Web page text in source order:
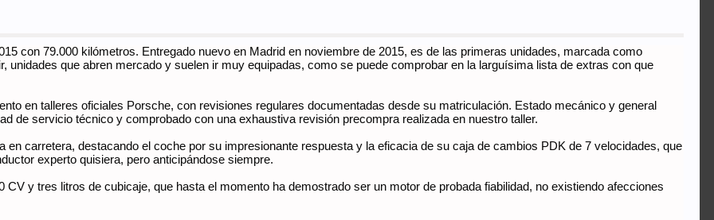
con 79.000 kilómetros. Entregado nuevo en Madrid en noviembre de 2015, es de las primeras unidades, marcada como
unidades que abren mercado y suelen ir muy equipadas, como se puede comprobar en la larguísima lista de extras con que
en talleres oficiales Porsche, con revisiones regulares documentadas desde su matriculación. Estado mecánico y general
de servicio técnico y comprobado con una exhaustiva revisión precompra realizada en nuestro taller.
en carretera, destacando el coche por su impresionante respuesta y la eficacia de su caja de cambios PDK de 7 velocidades, que
experto quisiera, pero anticipándose siempre.
CV y tres litros de cubicaje, que hasta el momento ha demostrado ser un motor de probada fiabilidad, no existiendo afecciones